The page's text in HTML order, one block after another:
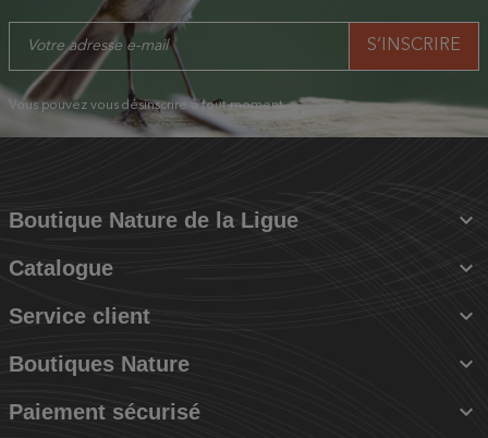
Vous pouvez vous désinscrire à tout moment.
Boutique Nature de la Ligue 
Catalogue 
Service client 
Boutiques Nature 
Paiement sécurisé 